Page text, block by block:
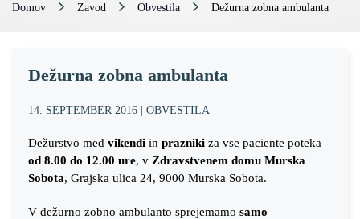
Domov Zavod Obvestila Dežurna zobna ambulanta
Dežurna zobna ambulanta
14. SEPTEMBER 2016 OBVESTILA
Dežurstvo med vikendi in prazniki za vse paciente poteka
od 8.00 do 12.00 ure, v Zdravstvenem domu Murska
Sobota, Grajska ulica 24, 9000 Murska Sobota.
V dežurno zobno ambulanto sprejemamo samo